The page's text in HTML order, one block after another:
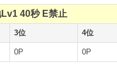
Lv1 40秒 E禁止
3位 4位
0P 0P